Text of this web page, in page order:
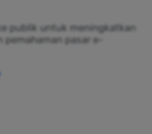
publik untuk meningkatkan
pasar e-